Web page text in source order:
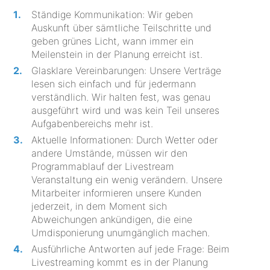
Ständige Kommunikation: Wir geben
Auskunft über sämtliche Teilschritte und
geben grünes Licht, wann immer ein
Meilenstein in der Planung erreicht ist.
Glasklare Vereinbarungen: Unsere Verträge
lesen sich einfach und für jedermann
verständlich. Wir halten fest, was genau
ausgeführt wird und was kein Teil unseres
Aufgabenbereichs mehr ist.
Aktuelle Informationen: Durch Wetter oder
andere Umstände, müssen wir den
Programmablauf der Livestream
Veranstaltung ein wenig verändern. Unsere
Mitarbeiter informieren unsere Kunden
jederzeit, in dem Moment sich
Abweichungen ankündigen, die eine
Umdisponierung unumgänglich machen.
Ausführliche Antworten auf jede Frage: Beim
Livestreaming kommt es in der Planung